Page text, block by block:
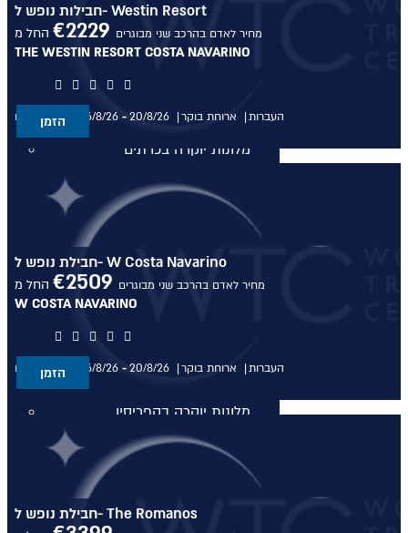
מלונות יוקרה
מלונות יוקרה בכרתים
מלונות יוקרה בכרתים
מלונות יוקרה בקורפו
מלונות יוקרה באתונה
מלונות יוקרה בקפריסין
מלונות יוקרה בקפריסין
מלונות יוקרה בקוסטה נברינו
חבילות נופש ל- Westin Resort
החל מ €2229 מחיר לאדם בהרכב שני מבוגרים
הזמן
THE WESTIN RESORT COSTA NAVARINO
16/8/26 -20/8/26 ארוחת בוקר העברות
חבילת נופש ל- W Costa Navarino
החל מ €2509 מחיר לאדם בהרכב שני מבוגרים
הזמן
W COSTA NAVARINO
16/8/26 -20/8/26 ארוחת בוקר העברות
חבילת נופש ל- The Romanos